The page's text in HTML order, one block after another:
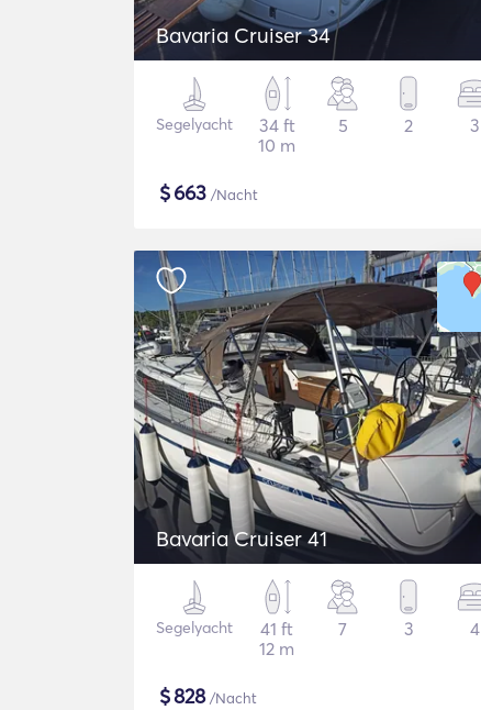
Bavaria Cruiser 34
Segelyacht
34 ft
10 m
5 2 3
$663 /Nacht
Bavaria Cruiser 41
Segelyacht
41 ft
12 m
7 3 4
$828/Nacht